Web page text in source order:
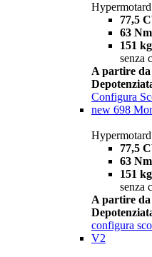
77,5
63 Nm
151 kg
senza
A partire da
Configura
new 698
77,5
63 Nm
151 kg
senza
A partire da
configura
V2